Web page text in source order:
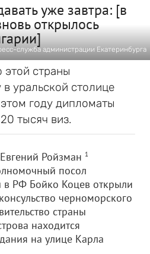
уже завтра: [в
открылось
служба администрации Екатеринбурга
этой страны
уральской столице
году дипломаты
тысяч виз.
Ройзман 1
посол
в РФ Бойко Коцев открыли
черноморского
страны
находится
на улице Карла